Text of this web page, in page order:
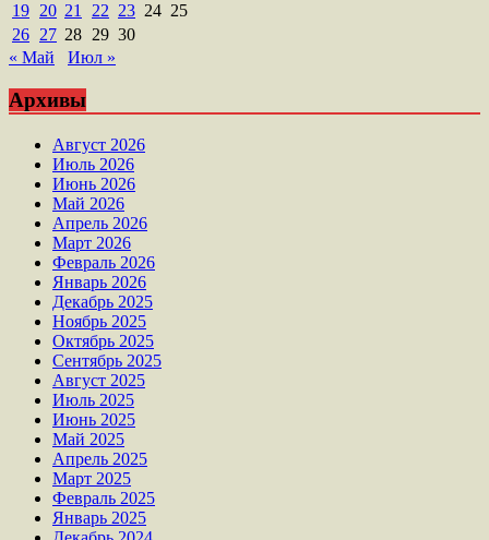
19 20 21 22 23 24 25
26 27 28 29 30
« Май
Июл »
Архивы
Август 2026
Июль 2026
Июнь 2026
Май 2026
Апрель 2026
Март 2026
Февраль 2026
Январь 2026
Декабрь 2025
Ноябрь 2025
Октябрь 2025
Сентябрь 2025
Август 2025
Июль 2025
Июнь 2025
Май 2025
Апрель 2025
Март 2025
Февраль 2025
Январь 2025